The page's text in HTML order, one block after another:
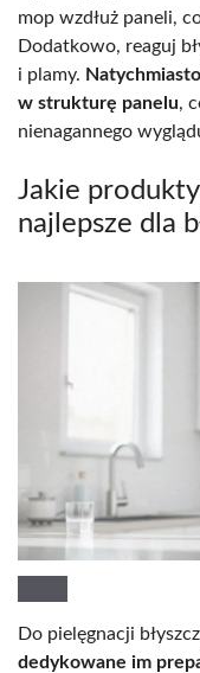
mop wzdłuż paneli,
Dodatkowo, reaguj
i plamy.
w strukturę panelu,
nienagannego
Jakie
najlepsze dla
Do pielęgnacji
dedykowane im